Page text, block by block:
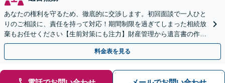
あなたの権利を守るため、徹底的に交渉します。初回面談で一人ひと
りのご相談に、責任を持って対応！期間制限を過ぎてしまった相続放
棄もお任せください【生前対策にも注力】財産管理から遺言書の作
成・執行まで、一括してサポート【個室対応】
料金表を見る